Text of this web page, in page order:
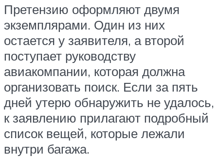
Претензию оформляют двумя
экземплярами. Один из них
остается у заявителя, а второй
поступает руководству
авиакомпании, которая должна
организовать поиск. Если за пять
дней утерю обнаружить не удалось,
к заявлению прилагают подробный
список вещей, которые лежали
внутри багажа.